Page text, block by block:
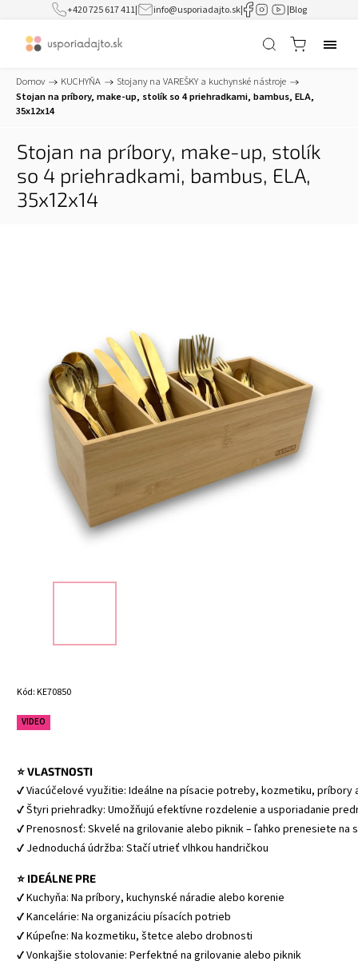
+420 725 617 411| info@usporiadajto.sk| |Blog
Domov / KUCHYŇA / Stojany na VAREŠKY a kuchynské nástroje /
Stojan na príbory, make-up, stolík so 4 priehradkami, bambus, ELA,
35x12x14
Stojan na príbory, make-up, stolík
so 4 priehradkami, bambus, ELA,
35x12x14
Kód:KE70850
⭐ VLASTNOSTI
✔ Viacúčelové využitie: Ideálne na písacie potreby, kozmetiku, príbory
✔ Štyri priehradky: Umožňujú efektívne rozdelenie a usporiadanie
✔ Prenosnosť: Skvelé na grilovanie alebo piknik – ľahko prenesiete na
✔ Jednoduchá údržba: Stačí utrieť vlhkou handričkou
⭐ IDEÁLNE PRE
✔ Kuchyňa: Na príbory, kuchynské náradie alebo korenie
✔ Kancelárie: Na organizáciu písacích potrieb
✔ Kúpeľne: Na kozmetiku, štetce alebo drobnosti
✔ Vonkajšie stolovanie: Perfektné na grilovanie alebo piknik
VIDEO